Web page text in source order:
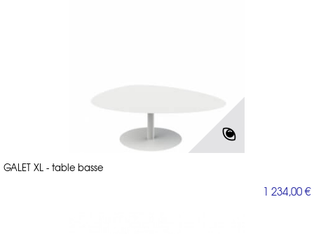
GALET XL - table basse
1 234,00 €